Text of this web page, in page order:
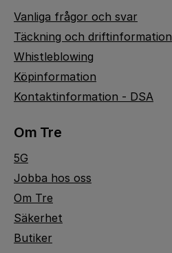
Vanliga frågor och svar
Täckning och driftinformation
Whistleblowing
Köpinformation
Kontaktinformation - DSA
Om Tre
5G
Jobba hos oss
Om Tre
Säkerhet
Butiker